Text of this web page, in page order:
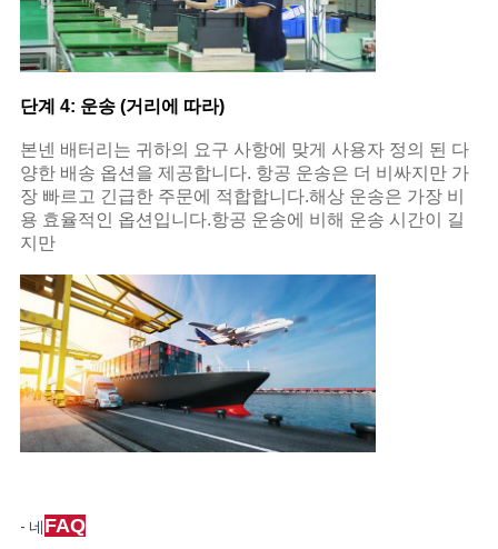
단계 4: 운송 (거리에 따라)
본넨 배터리는 귀하의 요구 사항에 맞게 사용자 정의 된 다
양한 배송 옵션을 제공합니다. 항공 운송은 더 비싸지만 가
장 빠르고 긴급한 주문에 적합합니다.해상 운송은 가장 비
용 효율적인 옵션입니다.항공 운송에 비해 운송 시간이 길
지만
- 네FAQ